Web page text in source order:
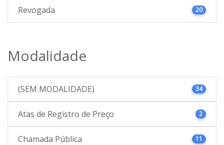
Revogada 20
Modalidade
(SEM MODALIDADE) 34
Atas de Registro de Preço 2
Chamada Pública 11